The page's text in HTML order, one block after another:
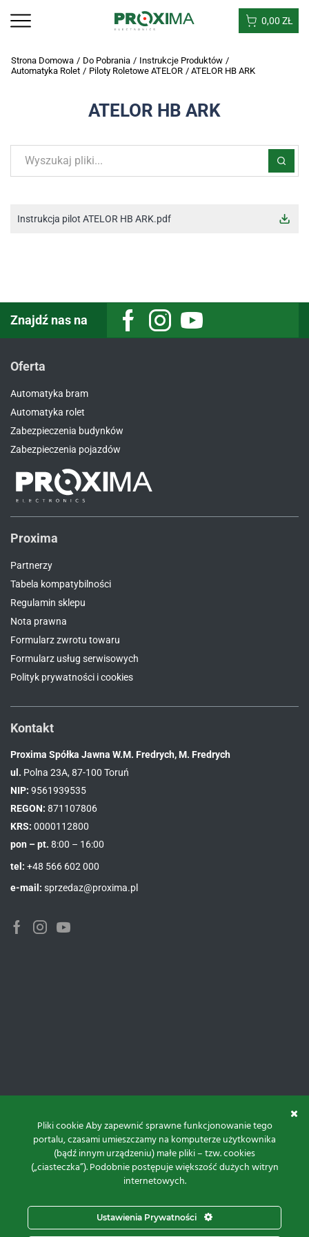
0,00 ZŁ
Strona Domowa / Do Pobrania / Instrukcje Produktów /
Automatyka Rolet / Piloty Roletowe ATELOR / ATELOR HB ARK
ATELOR HB ARK
Instrukcja pilot ATELOR HB ARK.pdf
Znajdź nas na FacebookInstagramYoutube
Oferta
Automatyka bram
Automatyka rolet
Zabezpieczenia budynków
Zabezpieczenia pojazdów
Proxima
Partnerzy
Tabela kompatybilności
Regulamin sklepu
Nota prawna
Formularz zwrotu towaru
Formularz usług serwisowych
Polityk prywatności i cookies
Kontakt
Proxima Spółka Jawna W.M. Fredrych, M. Fredrych
ul. Polna 23A, 87-100 Toruń
NIP: 9561939535
REGON: 871107806
KRS: 0000112800
pon – pt. 8:00 – 16:00
tel: +48 566 602 000
e-mail: sprzedaz@proxima.pl
FacebookInstagramYoutube
Projekt i realizacja:
Pliki cookie Aby zapewnić sprawne funkcjonowanie tego
portalu, czasami umieszczamy na komputerze użytkownika
(bądź innym urządzeniu) małe pliki – tzw. cookies
(„ciasteczka”). Podobnie postępuje większość dużych witryn
internetowych.
Ustawienia Prywatności